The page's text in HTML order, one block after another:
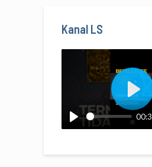
Kanal LS